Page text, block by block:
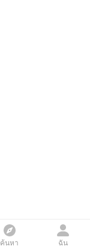
ค้นหา ฉัน